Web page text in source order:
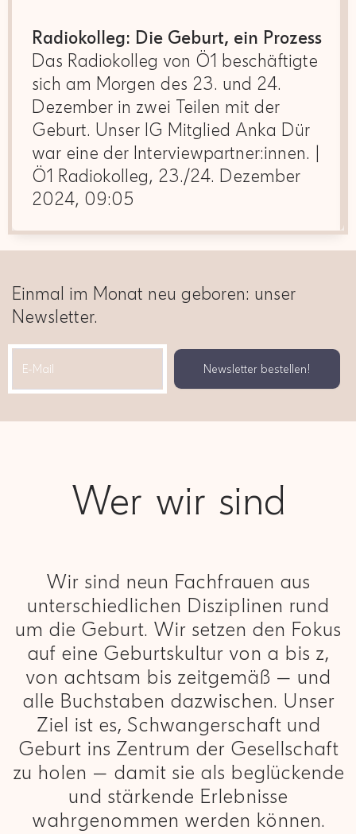
Radiokolleg: Die Geburt, ein Prozess
Das Radiokolleg von Ö1 beschäftigte
sich am Morgen des 23. und 24.
Dezember in zwei Teilen mit der
Geburt. Unser IG Mitglied Anka Dür
war eine der Interviewpartner:innen. |
Ö1 Radiokolleg, 23./24. Dezember
2024, 09:05
Einmal im Monat neu geboren: unser
Newsletter.
Wer wir sind
Wir sind neun Fachfrauen aus
unterschiedlichen Disziplinen rund
um die Geburt. Wir setzen den Fokus
auf eine Geburtskultur von a bis z,
von achtsam bis zeitgemäß — und
alle Buchstaben dazwischen. Unser
Ziel ist es, Schwangerschaft und
Geburt ins Zentrum der Gesellschaft
zu holen — damit sie als beglückende
und stärkende Erlebnisse
wahrgenommen werden können.